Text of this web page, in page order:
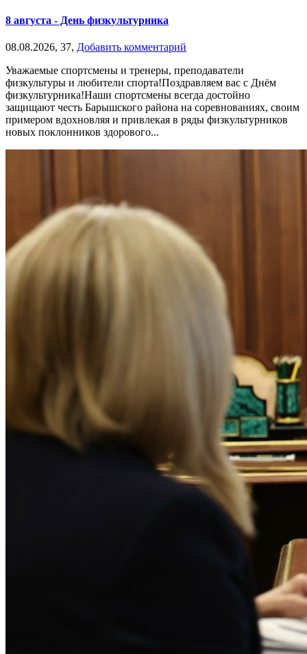
8 августа - День физкультурника
08.08.2026, 37, Добавить комментарий
Уважаемые спортсмены и тренеры, преподаватели
физкультуры и любители спорта!Поздравляем вас с Днём
физкультурника!Наши спортсмены всегда достойно
защищают честь Барышского района на соревнованиях, своим
примером вдохновляя и привлекая в ряды физкультурников
новых поклонников здорового...